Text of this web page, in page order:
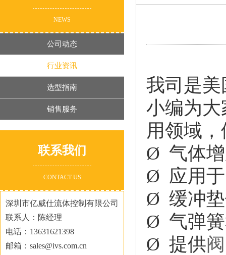
NEWS
公司动态
行业资讯
选型指南
销售服务
联系我们
CONTACT US
深圳市亿威仕流体控制有限公司
联系人：陈经理
电话：13631621398
邮箱：sales@ivs.com.cn
我司是美
小编为大
用领域
Ø 气体增
Ø 应用于
Ø 缓冲
Ø 气弹簧
Ø 提供阀